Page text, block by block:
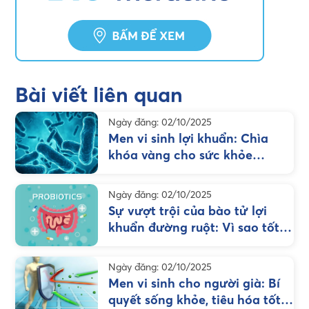
Bài viết liên quan
Ngày đăng: 02/10/2025
Men vi sinh lợi khuẩn: Chìa
khóa vàng cho sức khỏe
Ngày đăng: 02/10/2025
Sự vượt trội của bào tử lợi
khuẩn đường ruột: Vì sao tốt
Ngày đăng: 02/10/2025
Men vi sinh cho người già: Bí
quyết sống khỏe, tiêu hóa tốt